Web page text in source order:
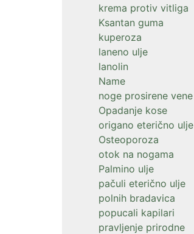
krema protiv vitliga
Ksantan guma
kuperoza
laneno ulje
lanolin
Name
noge prosirene vene
Opadanje kose
origano eterično ulje
Osteoporoza
otok na nogama
Palmino ulje
pačuli eterično ulje
polnih bradavica
popucali kapilari
pravljenje prirodne